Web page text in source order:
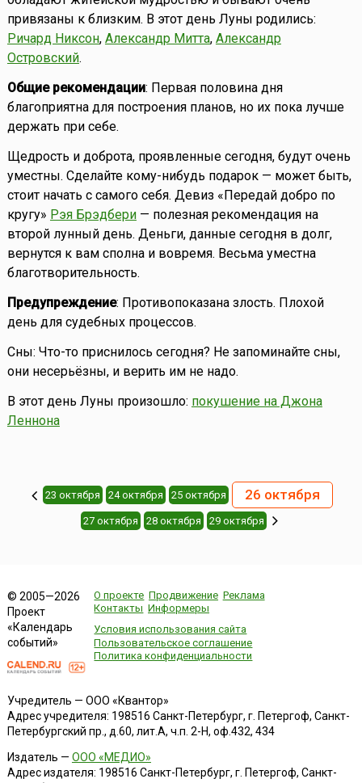
привязаны к близким. В этот день Луны родились:
Ричард Никсон, Александр Митта, Александр
Островский.
Общие рекомендации: Первая половина дня
благоприятна для построения планов, но их пока лучше
держать при себе.
Щедрость и доброта, проявленные сегодня, будут очень
уместны. Сделайте кому-нибудь подарок — может быть,
стоит начать с самого себя. Девиз «Передай добро по
кругу» Рэя Брэдбери— полезная рекомендация на
второй лунный день. Деньги, данные сегодня в долг,
вернутся к вам сполна и вовремя. Весьма уместна
благотворительность.
Предупреждение: Противопоказана злость. Плохой
день для судебных процессов.
Сны: Что-то приснилось сегодня? Не запоминайте сны,
они несерьёзны, и верить им не надо.
В этот день Луны произошло: покушение на Джона
Леннона
23 октября 24 октября 25 октября 26 октября
27 октября 28 октября 29 октября
© 2005—2026
Проект
«Календарь
событий»
О проекте Продвижение Реклама
Контакты Информеры
Условия использования сайта
Пользовательское соглашение
Политика конфиденциальности
Учредитель — ООО «Квантор»
Адрес учредителя: 198516 Санкт-Петербург, г. Петергоф, Санкт-
Петербургский пр., д.60, лит.А, ч.п. 2-Н, оф.432, 434
Издатель — ООО «МЕДИО»
Адрес издателя: 198516 Санкт-Петербург, г. Петергоф, Санкт-